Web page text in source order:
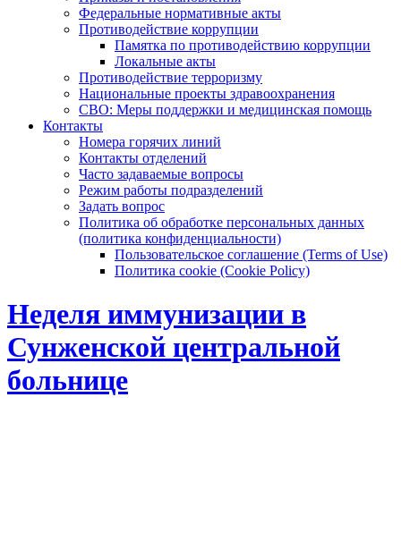
Федеральные нормативные акты
Противодействие коррупции
Памятка по противодействию коррупции
Локальные акты
Противодействие терроризму
Национальные проекты здравоохранения
СВО: Меры поддержки и медицинская помощь
Контакты
Номера горячих линий
Контакты отделений
Часто задаваемые вопросы
Режим работы подразделений
Задать вопрос
Политика об обработке персональных данных
(политика конфиденциальности)
Пользовательское соглашение (Terms of Use)
Политика cookie (Cookie Policy)
Неделя иммунизации в
Сунженской центральной
больнице